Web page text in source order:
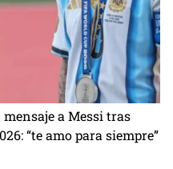
a Messi tras
“te amo para siempre”